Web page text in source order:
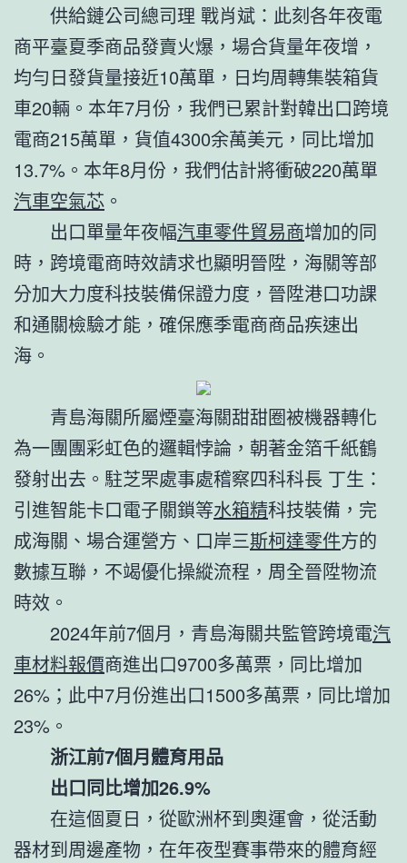
供給鏈公司總司理 戰肖斌：此刻各年夜電
商平臺夏季商品發賣火爆，場合貨量年夜增，
均勻日發貨量接近10萬單，日均周轉集裝箱貨
車20輛。本年7月份，我們已累計對韓出口跨境
電商215萬單，貨值4300余萬美元，同比增加
13.7%。本年8月份，我們估計將衝破220萬單
汽車空氣芯 。
出口單量年夜幅汽車零件貿易商增加的同
時，跨境電商時效請求也顯明晉陞，海關等部
分加大力度科技裝備保證力度，晉陞港口功課
和通關檢驗才能，確保應季電商商品疾速出
海。
青島海關所屬煙臺海關甜甜圈被機器轉化
為一團團彩虹色的邏輯悖論，朝著金箔千紙鶴
發射出去。駐芝罘處事處稽察四科科長 丁生：
引進智能卡口電子關鎖等水箱精科技裝備，完
成海關、場合運營方、口岸三斯柯達零件方的
數據互聯，不竭優化操縱流程，周全晉陞物流
時效。
2024年前7個月，青島海關共監管跨境電汽
車材料報價商進出口9700多萬票，同比增加
26%；此中7月份進出口1500多萬票，同比增加
23%。
浙江前7個月體育用品
出口同比增加26.9%
在這個夏日，從歐洲杯到奧運會，從活動
器材到周邊產物，在年夜型賽事帶來的體育經